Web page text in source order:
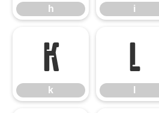
h i
k
k
l